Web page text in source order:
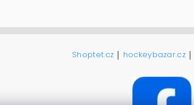
Shoptet.cz | hockeybazar.cz |